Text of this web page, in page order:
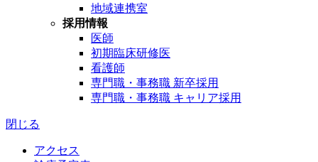
地域連携室
採用情報
医師
初期臨床研修医
看護師
専門職・事務職 新卒採用
専門職・事務職 キャリア採用
閉じる
アクセス